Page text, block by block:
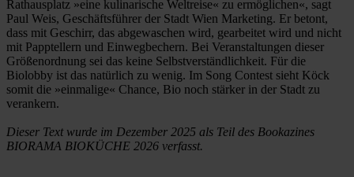
Rathausplatz »eine kulinarische Weltreise« zu ermöglichen«, sagt
Paul Weis, Geschäftsführer der Stadt Wien Marketing. Er betont,
dass mit Geschirr, das abgewaschen wird, gearbeitet wird und nicht
mit Papptellern und Einwegbechern. Bei Veranstaltungen dieser
Größenordnung sei das keine Selbstverständlichkeit. Für die
Biolobby ist das natürlich zu wenig. Im Song Contest sieht Köck
somit die »einmalige« Chance, Bio noch stärker in der Stadt zu
verankern.
Dieser Text wurde im Dezember 2025 als Teil des Bookazines
BIORAMA BIOKÜCHE 2026 verfasst.